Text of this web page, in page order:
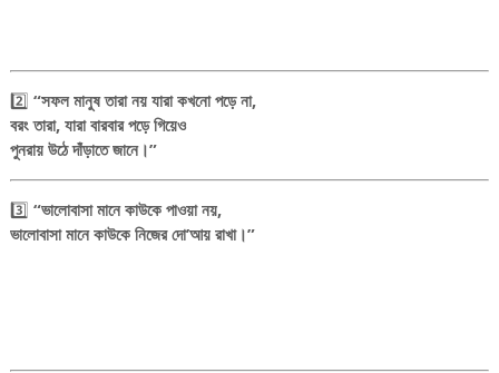
2️⃣ “সফল মানুষ তারা নয় যারা কখনো পড়ে না,
বরং তারা, যারা বারবার পড়ে গিয়েও
পুনরায় উঠে দাঁড়াতে জানে।”
3️⃣ “ভালোবাসা মানে কাউকে পাওয়া নয়,
ভালোবাসা মানে কাউকে নিজের দো’আয় রাখা।”